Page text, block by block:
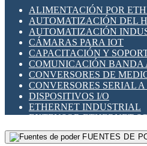
SENSORES INDUCTIVOS
TEMPORIZADORES
VARIACS
VARIADORES DE
SECCIONADORES -
MAQUINARIA
HERRAMIENTAS VARIAS
ILUMINACIÓN LED
INTERRUPTORES REED
INTERFACES DE RELÉ
OTROS RELÉS
PROTECCIÓN TÉRMICA
RELÉS AUTOMOTRICES
RELÉS DE SEÑAL
RELÉS DE ESTADO
RELÉS INDUSTRIALES
RELÉS MINIATURA DE
SENSORES MAGNÉTICOS
ALIMENTACIÓN POR
AUTOMATIZACIÓN DEL
AUTOMATIZACIÓN
CÁMARAS PARA IOT
CAPACITACIÓN Y
COMUNICACIÓN BANDA
CONVERSORES DE
CONVERSORES SERIAL
DISPOSITIVOS I/O
ETHERNET INDUSTRIAL
EXTENSOR ETHERNET
GATEWAY LORAWAN
GESTIÓN DE REDES
FUENTES DE